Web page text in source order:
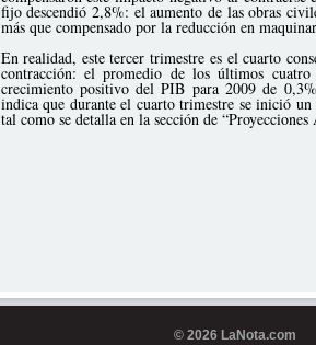
fijo descendió 2,8%: el aumento de las obras
más que compensado por la reducción en
En realidad, este tercer trimestre es el cuarto
contracción: el promedio de los últimos
crecimiento positivo del PIB para 2009 de
indica que durante el cuarto trimestre se inició
tal como se detalla en la sección de
© 2026 LaNota.com